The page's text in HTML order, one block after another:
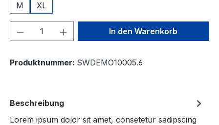
M
XL
Produkt Anzahl: Gib denIn den Warenkorb
Produktnummer: SWDEMO10005.6
Beschreibung
Lorem ipsum dolor sit amet, consetetur sadipscing